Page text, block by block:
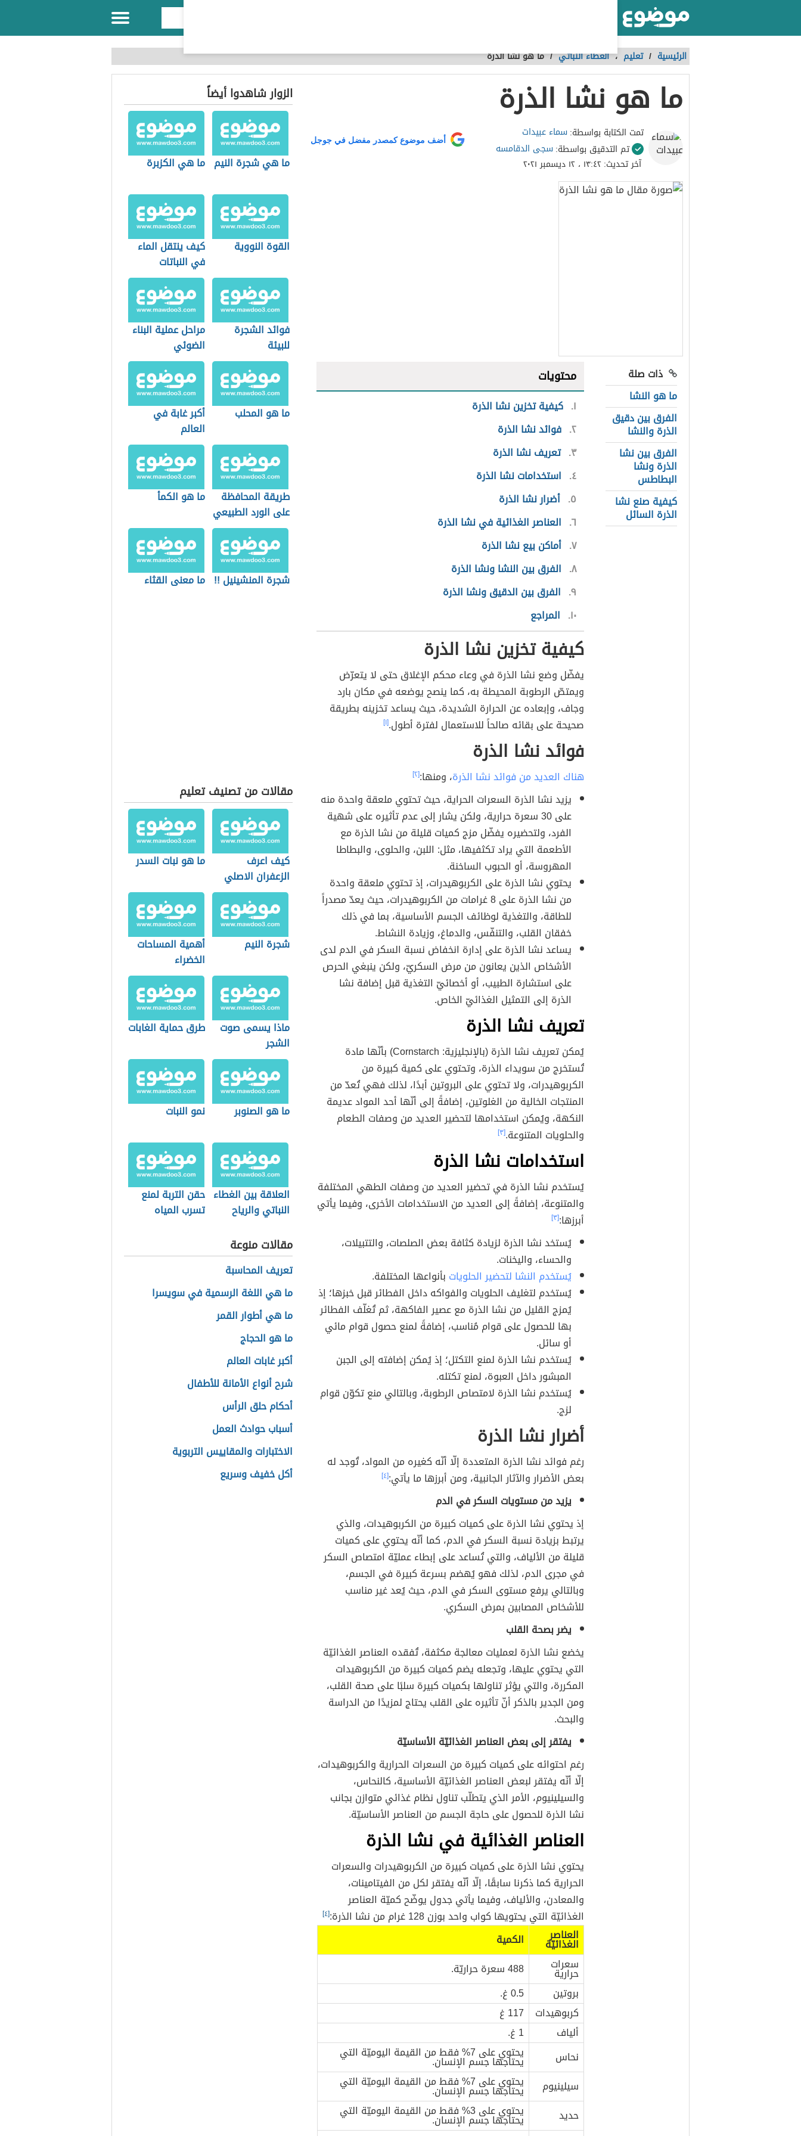
الرئيسية / تعليم ،الغطاء النباتي /ما هو نشا الذرة
ما هو نشا الذرة
تمت الكتابة بواسطة:سماء عبيدات
تم التدقيق بواسطة:سجى الدقامسه
آخر تحديث:١٣:٤٢ ، ١٢ ديسمبر ٢٠٢١
أضف موضوع كمصدر مفضل في جوجل
ذات صلة
ما هو النشا
الفرق بين دقيق
الذرة والنشا
الفرق بين نشا
الذرة ونشا
البطاطس
كيفية صنع نشا
الذرة السائل
محتويات
١ كيفية تخزين نشا الذرة
٢ فوائد نشا الذرة
٣ تعريف نشا الذرة
٤ استخدامات نشا الذرة
٥ أضرار نشا الذرة
٦ العناصر الغذائية في نشا الذرة
٧ أماكن بيع نشا الذرة
٨ الفرق بين النشا ونشا الذرة
٩ الفرق بين الدقيق ونشا الذرة
١٠ المراجع
كيفية تخزين نشا الذرة
يفضّل وضع نشا الذرة في وعاء محكم الإغلاق حتى لا يتعرّض
ويمتصّ الرطوبة المحيطة به، كما ينصح يوضعه في مكان بارد
وجاف، وإبعاده عن الحرارة الشديدة، حيث يساعد تخزينه بطريقة
صحيحة على بقائه صالحاً للاستعمال لفترة أطول.[١]
فوائد نشا الذرة
هناك العديد من فوائد نشا الذرة، ومنها:[٢]
يزيد نشا الذرة السعرات الحراية، حيث تحتوي ملعقة واحدة منه
على 30 سعرة حرارية، ولكن يشار إلى عدم تأثيره على شهية
الفرد، ولتحضيره يفضّل مزج كميات قليلة من نشا الذرة مع
الأطعمة التي يراد تكثفيها، مثل: اللبن، والحلوى، والبطاطا
المهروسة، أو الحبوب الساخنة.
يحتوي نشا الذرة على الكربوهيدرات، إذ تحتوي ملعقة واحدة
من نشا الذرة على 8 غرامات من الكربوهيدرات، حيث يعدّ مصدراً
للطاقة، والتغذية لوظائف الجسم الأساسية، بما في ذلك
خفقان القلب، والتنفّس، والدماغ، وزيادة النشاط.
يساعد نشا الذرة على إدارة انخفاض نسبة السكر في الدم لدى
الأشخاص الذين يعانون من مرض السكريّ، ولكن ينبغي الحرص
على استشارة الطبيب، أو أخصائيّ التغذية قبل إضافة نشا
الذرة إلى التمثيل الغذائيّ الخاص.
تعريف نشا الذرة
يُمكن تعريف نشا الذرة (بالإنجليزية: Cornstarch) بأنّها مادة
تُستخرج من سويداء الذرة، وتحتوي على كمية كبيرة من
الكربوهيدرات، ولا تحتوي على البروتين أبدًا، لذلك فهي تُعدّ من
المنتجات الخالية من الغلوتين، إضافةً إلى أنّها أحد المواد عديمة
النكهة، ويُمكن استخدامها لتحضير العديد من وصفات الطعام
والحلويات المتنوعة.[٣]
استخدامات نشا الذرة
يُستخدم نشا الذرة في تحضير العديد من وصفات الطهي المختلفة
والمتنوعة، إضافةً إلى العديد من الاستخدامات الأخرى، وفيما يأتي
أبرزها:[٣]
يُستخد نشا الذرة لزيادة كثافة بعض الصلصات، والتتبيلات،
والحساء، واليخنات.
يُستخدم النشا لتحضير الحلويات بأنواعها المختلفة.
يُستخدم لتغليف الحلويات والفواكه داخل الفطائر قبل خبزها؛ إذ
يُمزج القليل من نشا الذرة مع عصير الفاكهة، ثم تُغلّف الفطائر
بها للحصول على قوام مُناسب، إضافةً لمنع حصول قوام مائي
أو سائل.
يُستخدم نشا الذرة لمنع التكتل؛ إذ يُمكن إضافته إلى الجبن
المبشور داخل العبوة، لمنع تكتله.
يُستخدم نشا الذرة لامتصاص الرطوبة، وبالتالي منع تكوّن قوام
لزج.
أضرار نشا الذرة
رغم فوائد نشا الذرة المتعددة إلّا أنّه كغيره من المواد، تُوجد له
بعض الأضرار والآثار الجانبية، ومن أبرزها ما يأتي:[٤]
يزيد من مستويات السكر في الدم
إذ يحتوي نشا الذرة على كميات كبيرة من الكربوهيدات، والذي
يرتبط بزيادة نسبة السكر في الدم، كما أنّه يحتوي على كميات
قليلة من الألياف، والتي تُساعد على إبطاء عمليّة امتصاص السكر
في مجرى الدم، لذلك فهو يُهضم بسرعة كبيرة في الجسم،
وبالتالي يرفع مستوى السكر في الدم، حيث يُعد غير مناسب
للأشخاص المصابين بمرض السكري.
يضر بصحة القلب
يخضع نشا الذرة لعمليات معالجة مكثفة، تُفقده العناصر الغذائيّة
التي يحتوي عليها، وتجعله يضم كميات كبيرة من الكربوهيدات
المكررة، والتي يؤثر تناولها بكميات كبيرة سلبًا على صحة القلب،
ومن الجدير بالذكر أنّ تأثيره على القلب يحتاج لمزيدًا من الدراسة
والبحث.
يفتقر إلى بعض العناصر الغذائيّة الأساسيّة
رغم احتوائه على كميات كبيرة من السعرات الحرارية والكربوهيدات،
إلّا أنّه يفتقر لبعض العناصر الغذائيّة الأساسية، كالنحاس،
والسيلينيوم، الأمر الذي يتطلّب تناول نظام غذائي متوازن بجانب
نشا الذرة للحصول على حاجة الجسم من العناصر الأساسيّة.
العناصر الغذائية في نشا الذرة
يحتوي نشا الذرة على كميات كبيرة من الكربوهيدرات والسعرات
الحرارية كما ذكرنا سابقًا، إلّا أنّه يفتقر لكل من الفيتامينات،
والمعادن، والألياف، وفيما يأتي جدول يوضّح كميّة العناصر
الغذائيّة التي يحتويها كواب واحد بوزن 128 غرام من نشا الذرة:
[٤]
العناصر
الغذائيّة
الكمية
سعرات
حرارية
488 سعرة حراريّة.
بروتين
0.5 غ.
كربوهيدات
117 غ
ألياف
1 غ.
نحاس
يحتوي على 7% فقط من القيمة اليوميّة التي
يحتاجها جسم الإنسان.
سيلينيوم
يحتوي على 7% فقط من القيمة اليوميّة التي
يحتاجها جسم الإنسان.
حديد
يحتوي على 3% فقط من القيمة اليوميّة التي
يحتاجها جسم الإنسان.
الزوار شاهدوا أيضاً
ما هي شجرة النيم ما هي الكزبرة
القوة النووية
كيف ينتقل الماء
في النباتات
الوعائية
فوائد الشجرة
للبيئة
مراحل عملية البناء
الضوئي
ما هو المحلب
أكبر غابة في
العالم
طريقة المحافظة
على الورد الطبيعي
ما هو الكمأ
شجرة المنشينيل !! ما معنى القثاء
مقالات من تصنيف تعليم
كيف اعرف
الزعفران الاصلي
ما هو نبات السدر
شجرة النيم
أهمية المساحات
الخضراء
ماذا يسمى صوت
الشجر
طرق حماية الغابات
ما هو الصنوبر نمو النبات
العلاقة بين الغطاء
النباتي والرياح
حقن التربة لمنع
تسرب المياه
مقالات منوعة
تعريف المحاسبة
ما هي اللغة الرسمية في سويسرا
ما هي أطوار القمر
ما هو الحجاج
أكبر غابات العالم
شرح أنواع الأمانة للأطفال
أحكام حلق الرأس
أسباب حوادث العمل
الاختبارات والمقاييس التربوية
أكل خفيف وسريع